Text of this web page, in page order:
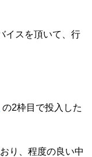
イスを頂いて、行
の2枠目で投入した
り、程度の良い中